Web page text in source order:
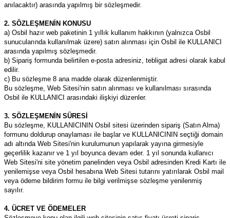
anılacaktır) arasında yapılmış bir sözleşmedir.
2. SÖZLEŞMENİN KONUSU
a) Osbil hazır web paketinin 1 yıllık kullanım hakkının (yalnızca Osbil
sunucularında kullanılmak üzere) satın alınması için Osbil ile KULLANICI
arasında yapılmış sözleşmedir.
b) Sipariş formunda belirtilen e-posta adresiniz, tebligat adresi olarak kabul
edilir.
c) Bu sözleşme 8 ana madde olarak düzenlenmiştir.
Bu sözleşme, Web Sitesi'nin satın alınması ve kullanılması sırasında
Osbil ile KULLANICI arasındaki ilişkiyi düzenler.
3. SÖZLEŞMENİN SÜRESİ
Bu sözleşme, KULLANICININ Osbil sitesi üzerinden sipariş (Satın Alma)
formunu doldurup onaylaması ile başlar ve KULLANICININ seçtiği domain
adı altında Web Sitesi'nin kurulumunun yapılarak yayına girmesiyle
geçerlilik kazanır ve 1 yıl boyunca devam eder. 1 yıl sonunda kullanıcı
Web Sitesi'ni site yönetim panelinden veya Osbil adresinden Kredi Kartı ile
yenilemişse veya Osbil hesabına Web Sitesi tutarını yatırılarak Osbil mail
veya ödeme bildirim formu ile bilgi verilmişse sözleşme yenilenmiş
sayılır.
4. ÜCRET VE ÖDEMELER